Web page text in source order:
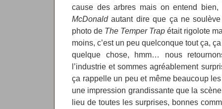
cause des arbres mais on entend
McDonaldautant dire que ça ne
photo de The Temper Trap était rigolote
moins, c’est un peu quelconque tout ça,
quelque chose, hmm… nous
l’industrie et sommes agréablement
ça rappelle un peu et même beaucoup
une impression grandissante que la
lieu de toutes les surprises, bonnes